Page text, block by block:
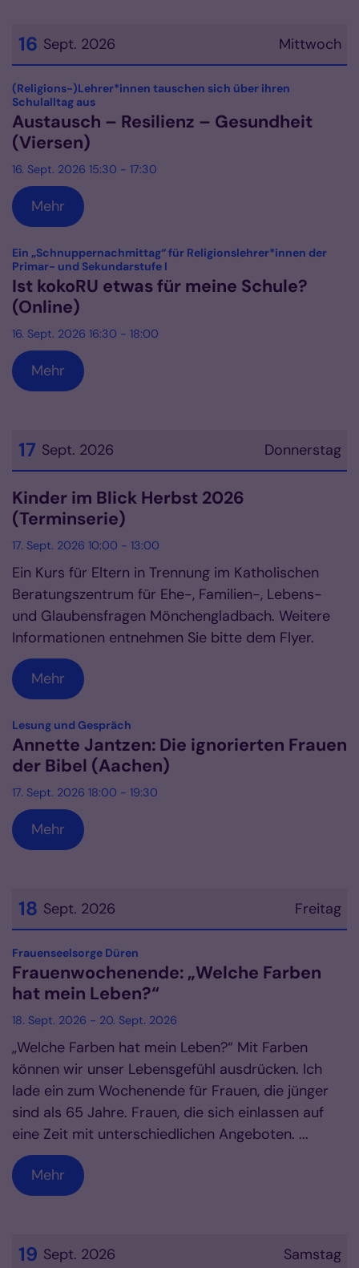
Mittwoch
16 Sept. 2026
Datum: 16. September 2026
(Religions-)Lehrer*innen tauschen sich über ihren
Schulalltag aus:
Austausch – Resilienz – Gesundheit
(Viersen)
16. Sept. 2026 15:30 - 17:30
Mehr
Ein „Schnuppernachmittag“ für Religionslehrer*innen der
Primar- und Sekundarstufe I
Ist kokoRU etwas für meine Schule?
(Online)
16. Sept. 2026 16:30 - 18:00
Mehr
Donnerstag
17 Sept. 2026
Datum: 17. September 2026
Kinder im Blick Herbst 2026
(Terminserie)
17. Sept. 2026 10:00 - 13:00
Ein Kurs für Eltern in Trennung im Katholischen
Beratungszentrum für Ehe-, Familien-, Lebens-
und Glaubensfragen Mönchengladbach. Weitere
Informationen entnehmen Sie bitte dem Flyer.
Mehr
Lesung und Gespräch
Annette Jantzen: Die ignorierten Frauen
der Bibel (Aachen)
17. Sept. 2026 18:00 - 19:30
Mehr
Freitag
18 Sept. 2026
Datum: 18. September 2026
Frauenseelsorge Düren
Frauenwochenende: „Welche Farben
hat mein Leben?“
18. Sept. 2026 - 20. Sept. 2026
„Welche Farben hat mein Leben?“ Mit Farben
können wir unser Lebensgefühl ausdrücken. Ich
lade ein zum Wochenende für Frauen, die jünger
sind als 65 Jahre. Frauen, die sich einlassen auf
eine Zeit mit unterschiedlichen Angeboten. ...
Mehr
Samstag
19 Sept. 2026